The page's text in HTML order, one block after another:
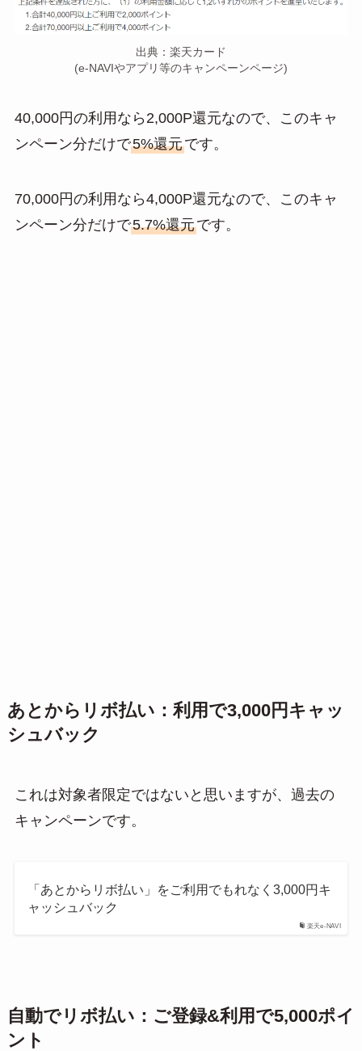
出典：楽天カード
(e-NAVIやアプリ等のキャンペーンページ)
40,000円の利用なら2,000P還元なので、このキャ
ンペーン分だけで5%還元です。
70,000円の利用なら4,000P還元なので、このキャ
ンペーン分だけで5.7%還元です。
あとからリボ払い：利用で3,000円キャッ
シュバック
これは対象者限定ではないと思いますが、過去の
キャンペーンです。
楽天e-NAVI
「あとからリボ払い」をご利用でもれなく3,000円キ
ャッシュバック
自動でリボ払い：ご登録&利用で5,000ポイ
ント